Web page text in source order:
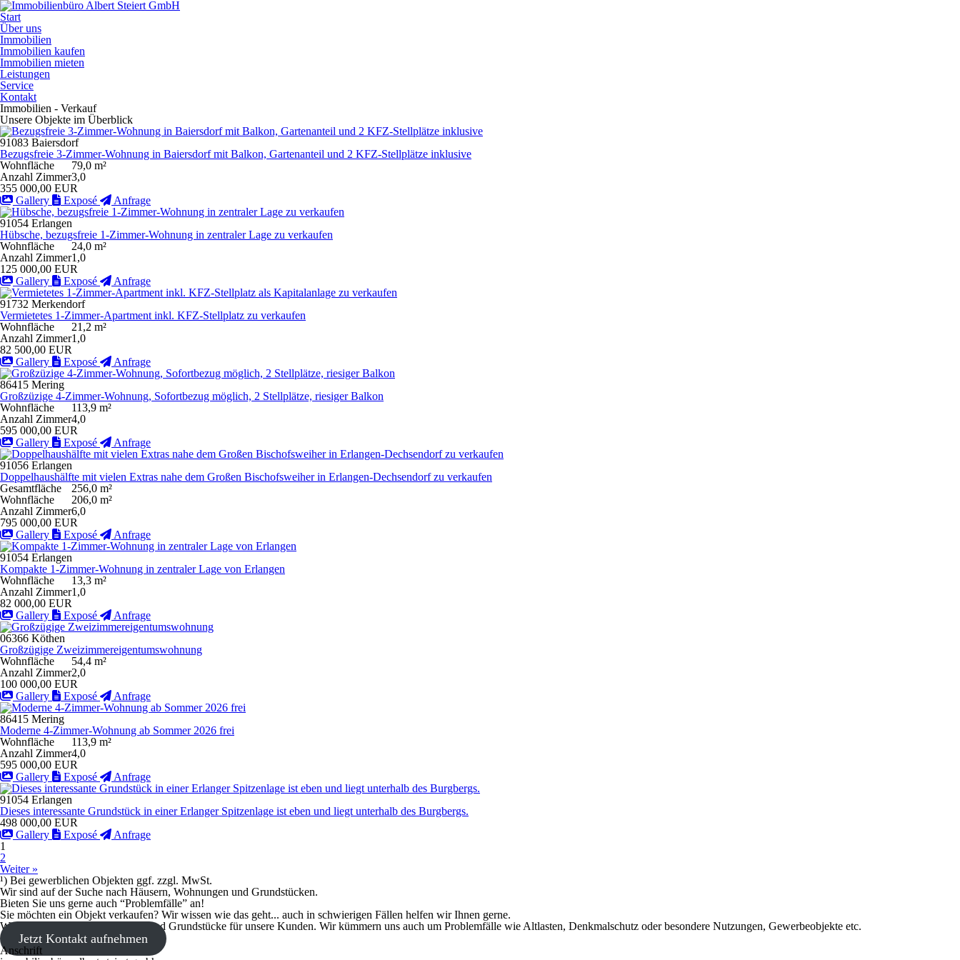
Start
Über uns
Immobilien
Immobilien kaufen
Immobilien mieten
Leistungen
Service
Kontakt
Immobilien - Verkauf
Unsere Objekte im Überblick
91083 Baiersdorf
Bezugsfreie 3-Zimmer-Wohnung in Baiersdorf mit Balkon, Gartenanteil und 2 KFZ-Stellplätze inklusive
Wohnfläche
79,0 m²
Anzahl Zimmer3,0
355 000,00 EUR
Gallery
Exposé
Anfrage
91054 Erlangen
Hübsche, bezugsfreie 1-Zimmer-Wohnung in zentraler Lage zu verkaufen
Wohnfläche
24,0 m²
Anzahl Zimmer1,0
125 000,00 EUR
Gallery
Exposé
Anfrage
91732 Merkendorf
Vermietetes 1-Zimmer-Apartment inkl. KFZ-Stellplatz zu verkaufen
Wohnfläche
21,2 m²
Anzahl Zimmer1,0
82 500,00 EUR
Gallery
Exposé
Anfrage
86415 Mering
Großzüzige 4-Zimmer-Wohnung, Sofortbezug möglich, 2 Stellplätze, riesiger Balkon
Wohnfläche
113,9 m²
Anzahl Zimmer4,0
595 000,00 EUR
Gallery
Exposé
Anfrage
91056 Erlangen
Doppelhaushälfte mit vielen Extras nahe dem Großen Bischofsweiher in Erlangen-Dechsendorf zu verkaufen
Gesamtfläche
256,0 m²
Wohnfläche
206,0 m²
Anzahl Zimmer6,0
795 000,00 EUR
Gallery
Exposé
Anfrage
91054 Erlangen
Kompakte 1-Zimmer-Wohnung in zentraler Lage von Erlangen
Wohnfläche
13,3 m²
Anzahl Zimmer1,0
82 000,00 EUR
Gallery
Exposé
Anfrage
06366 Köthen
Großzügige Zweizimmereigentumswohnung
Wohnfläche
54,4 m²
Anzahl Zimmer2,0
100 000,00 EUR
Gallery
Exposé
Anfrage
86415 Mering
Moderne 4-Zimmer-Wohnung ab Sommer 2026 frei
Wohnfläche
113,9 m²
Anzahl Zimmer4,0
595 000,00 EUR
Gallery
Exposé
Anfrage
91054 Erlangen
Dieses interessante Grundstück in einer Erlanger Spitzenlage ist eben und liegt unterhalb des Burgbergs.
498 000,00 EUR
Gallery
Exposé
Anfrage
1
2
Weiter »
¹) Bei gewerblichen Objekten ggf. zzgl. MwSt.
Wir sind auf der Suche nach Häusern, Wohnungen und Grundstücken.
Bieten Sie uns gerne auch “Problemfälle” an!
Sie möchten ein Objekt verkaufen? Wir wissen wie das geht... auch in schwierigen Fällen helfen wir Ihnen gerne.
Wir suchen Häuser, Wohnungen und Grundstücke für unsere Kunden. Wir kümmern uns auch um Problemfälle wie Altlasten, Denkmalschutz oder besondere Nutzungen, Gewerbeobjekte etc.
Jetzt Kontakt aufnehmen
Anschrift